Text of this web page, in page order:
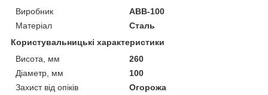
Виробник
АВВ-100
Матеріал
Сталь
Користувальницькі характеристики
Висота, мм
260
Діаметр, мм
100
Захист від опіків
Огорожа